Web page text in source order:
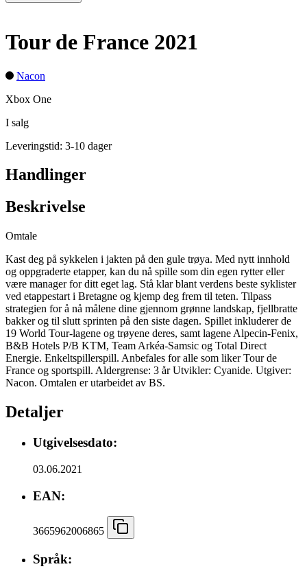
Tour de France 2021
Nacon
Xbox One
I salg
Leveringstid: 3-10 dager
Handlinger
Beskrivelse
Omtale
Kast deg på sykkelen i jakten på den gule trøya. Med nytt innhold
og oppgraderte etapper, kan du nå spille som din egen rytter eller
være manager for ditt eget lag. Stå klar blant verdens beste syklister
ved etappestart i Bretagne og kjemp deg frem til teten. Tilpass
strategien for å nå målene dine gjennom grønne landskap, fjellbratte
bakker og til slutt sprinten på den siste dagen. Spillet inkluderer de
19 World Tour-lagene og trøyene deres, samt lagene Alpecin-Fenix,
B&B Hotels P/B KTM, Team Arkéa-Samsic og Total Direct
Energie. Enkeltspillerspill. Anbefales for alle som liker Tour de
France og sportspill. Aldergrense: 3 år Utvikler: Cyanide. Utgiver:
Nacon. Omtalen er utarbeidet av BS.
Detaljer
Utgivelsesdato:
03.06.2021
EAN:
3665962006865
Språk: